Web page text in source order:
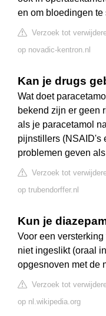
en om bloedingen te
Verzoek tot
op novadic-kentron.nl
Kan je drugs
Wat doet
bekend zijn er geen
als je paracetamol
pijnstillers (NSAID's
problemen geven
Verzoek tot
op trubendorffer.nl
Kun je
Voor een
niet ingeslikt (oraal
opgesnoven met de
Verzoek tot
op nl.wikipedia.org